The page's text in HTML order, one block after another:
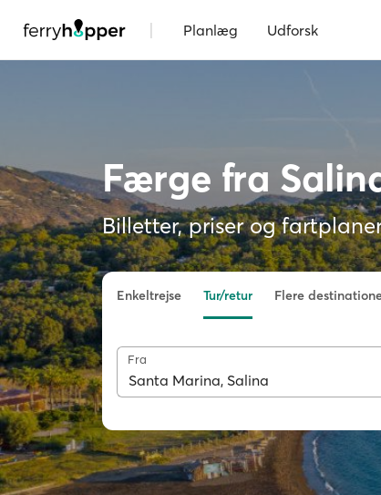
| Planlæg Udforsk
Færge fra
Billetter, priser og
Enkeltrejse Tur/retur Flere
Fra